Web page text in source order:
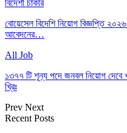
বিদেশী চাকরি
বোয়েসেল বিদেশি নিয়োগ বিজ্ঞপ্তি
আবেদনের…
All Job
১৩৭৭ টি শূন্য পদে জনবল নিয়োগ
খ্রিঃ
Prev Next
Recent Posts